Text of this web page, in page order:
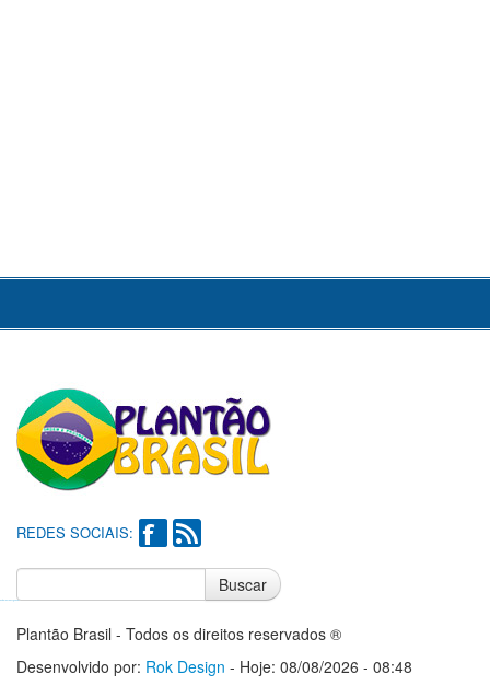
REDES SOCIAIS:
Buscar
Plantão Brasil - Todos os direitos reservados ®
Desenvolvido por: Rok Design - Hoje: 08/08/2026 - 08:48